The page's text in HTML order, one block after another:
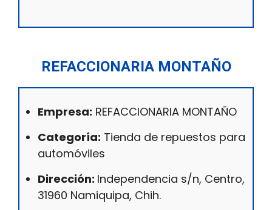
REFACCIONARIA MONTAÑO
Empresa: REFACCIONARIA MONTAÑO
Categoría: Tienda de repuestos para
automóviles
Dirección: Independencia s/n, Centro,
31960 Namiquipa, Chih.